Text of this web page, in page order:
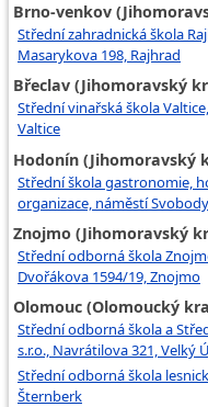
Brno-venkov
Střední zahradnická škola
Masarykova 198, Rajhrad
Břeclav (Jihomoravský
Střední vinařská škola
Valtice
Hodonín (Jihomoravský
Střední škola gastronomie,
organizace, náměstí
Znojmo (Jihomoravský
Střední odborná škola
Dvořákova 1594/19, Znojmo
Olomouc (Olomoucký
Střední odborná škola a
s.r.o., Navrátilova 321, Velký
Střední odborná škola
Šternberk